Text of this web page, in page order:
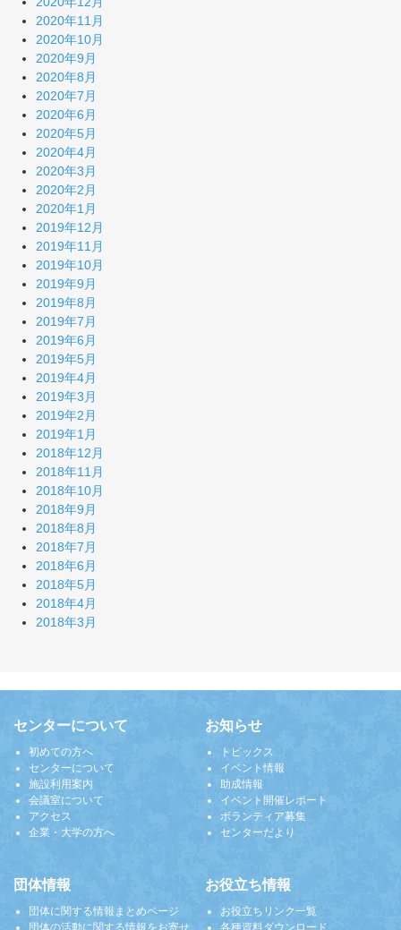
2020年11月
2020年10月
2020年9月
2020年8月
2020年7月
2020年6月
2020年5月
2020年4月
2020年3月
2020年2月
2020年1月
2019年12月
2019年11月
2019年10月
2019年9月
2019年8月
2019年7月
2019年6月
2019年5月
2019年4月
2019年3月
2019年2月
2019年1月
2018年12月
2018年11月
2018年10月
2018年9月
2018年8月
2018年7月
2018年6月
2018年5月
2018年4月
2018年3月
センターについて
初めての方へ
センターについて
施設利用案内
会議室について
アクセス
企業・大学の方へ
お知らせ
トピックス
イベント情報
助成情報
イベント開催レポート
ボランティア募集
センターだより
団体情報
団体に関する情報まとめページ
お役立ち情報
お役立ちリンク一覧